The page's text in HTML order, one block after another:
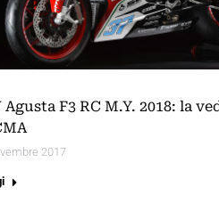
Agusta F3 RC M.Y. 2018: la
2017